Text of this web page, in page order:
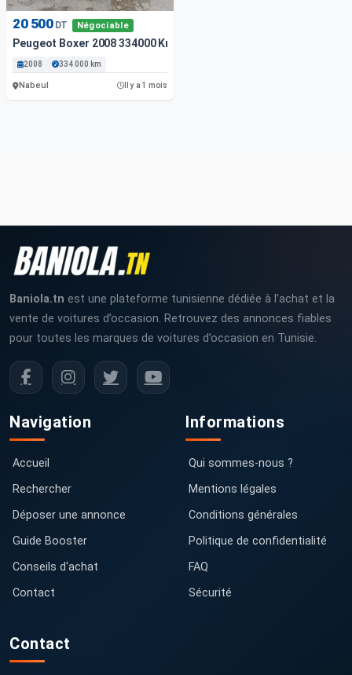
20 500 DT Négociable
Peugeot Boxer 2008 334000 Km
2008 334 000 km
Nabeul Il y a 1 mois
Baniola.tn est une plateforme tunisienne dédiée à l’achat et la
vente de voitures d’occasion. Retrouvez des annonces fiables
pour toutes les marques de voitures d’occasion en Tunisie.
Navigation
Accueil
Rechercher
Déposer une annonce
Guide Booster
Conseils d'achat
Contact
Informations
Qui sommes-nous ?
Mentions légales
Conditions générales
Politique de confidentialité
FAQ
Sécurité
Contact